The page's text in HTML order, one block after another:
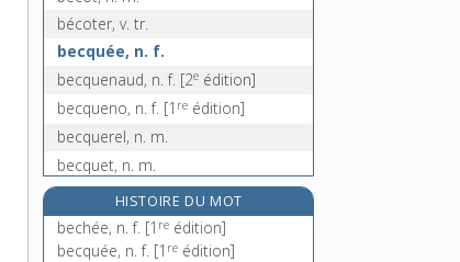
bécoter, v. tr.
becquée, n. f.
becquenaud, n. f. [2e édition]
becqueno, n. f. [1 re édition]
becquerel, n. m.
becquet, n. m.
becquetage, n. m.
becqueter, v. tr.
becter, v. tr.
HISTOIRE DU MOT
bechée, n. f. [1 re édition]
becquée, n. f. [1 re édition]